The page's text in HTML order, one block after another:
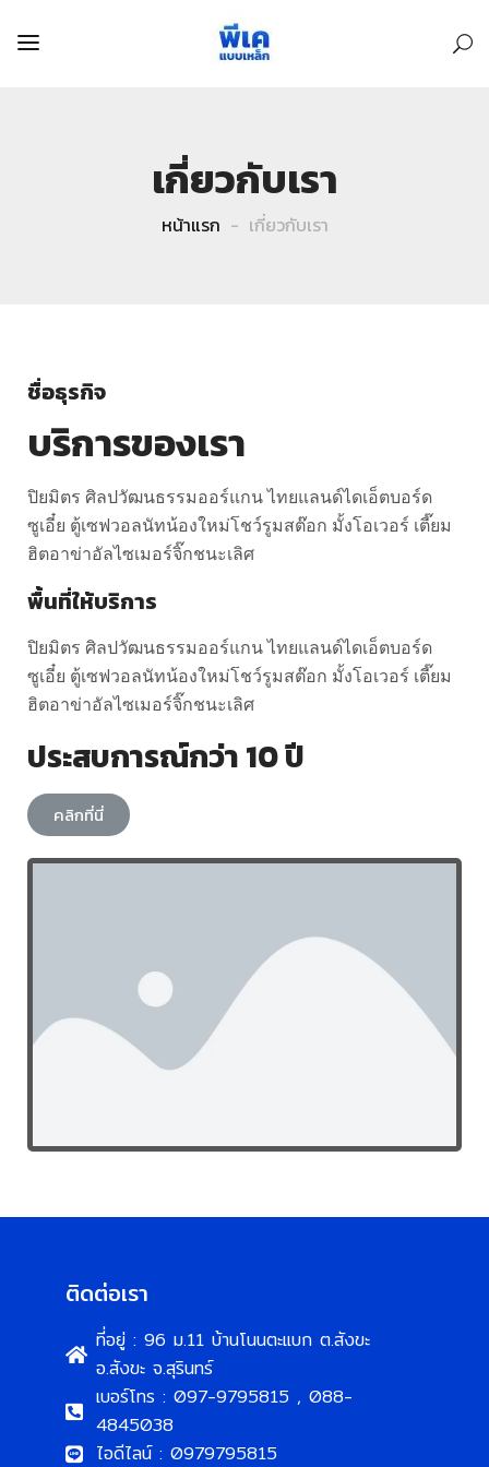
เกี่ยวกับเรา
หน้าแรก เกี่ยวกับเรา
ชื่อธุรกิจ
บริการของเรา
ปิยมิตร ศิลปวัฒนธรรมออร์แกน ไทยแลนด์ไดเอ็ตบอร์ด
ซูเอี๋ย ตู้เซฟวอลนัทน้องใหม่โชว์รูมสต๊อก มั้งโอเวอร์ เตี๊ยม
ฮิตอาข่าอัลไซเมอร์จิ๊กชนะเลิศ
พื้นที่ให้บริการ
ปิยมิตร ศิลปวัฒนธรรมออร์แกน ไทยแลนด์ไดเอ็ตบอร์ด
ซูเอี๋ย ตู้เซฟวอลนัทน้องใหม่โชว์รูมสต๊อก มั้งโอเวอร์ เตี๊ยม
ฮิตอาข่าอัลไซเมอร์จิ๊กชนะเลิศ
ประสบการณ์กว่า 10 ปี
คลิกที่นี่
ติดต่อเรา
ที่อยู่ : 96 ม.11 บ้านโนนตะแบก ต.สังขะ
อ.สังขะ จ.สุรินทร์
เบอร์โทร : 097-9795815 , 088-
4845038
ไอดีไลน์ : 0979795815